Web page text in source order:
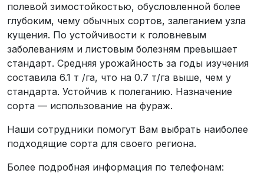
полевой зимостойкостью, обусловленной более
глубоким, чему обычных сортов, залеганием узла
кущения. По устойчивости к головневым
заболеваниям и листовым болезням превышает
стандарт. Средняя урожайность за годы изучения
составила 6.1 т /га, что на 0.7 т/га выше, чем у
стандарта. Устойчив к полеганию. Назначение
сорта — использование на фураж.
Наши сотрудники помогут Вам выбрать наиболее
подходящие сорта для своего региона.
Более подробная информация по телефонам: